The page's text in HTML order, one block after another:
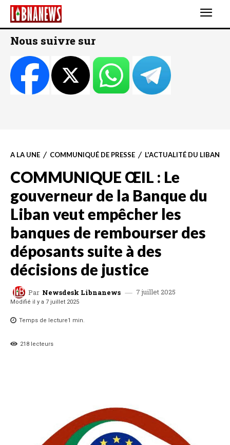
Nous suivre sur
A LA UNE COMMUNIQUÉ DE PRESSE L'ACTUALITÉ DU LIBAN
COMMUNIQUE ŒIL : Le
gouverneur de la Banque du
Liban veut empêcher les
banques de rembourser des
déposants suite à des
décisions de justice
Par Newsdesk Libnanews 7 juillet 2025
Modifié il y a 7 juillet 2025
Temps de lecture1 min.
218 lecteurs